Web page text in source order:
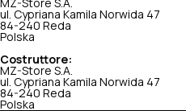
MZ-Store S.A.
ul. Cypriana Kamila Norwida 47
84-240 Reda
Polska
Costruttore:
MZ-Store S.A.
ul. Cypriana Kamila Norwida 47
84-240 Reda
Polska